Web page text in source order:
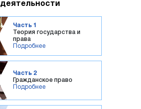
деятельности
Часть 1
Теория государства и
права
Подробнее
Часть 2
Гражданское право
Подробнее